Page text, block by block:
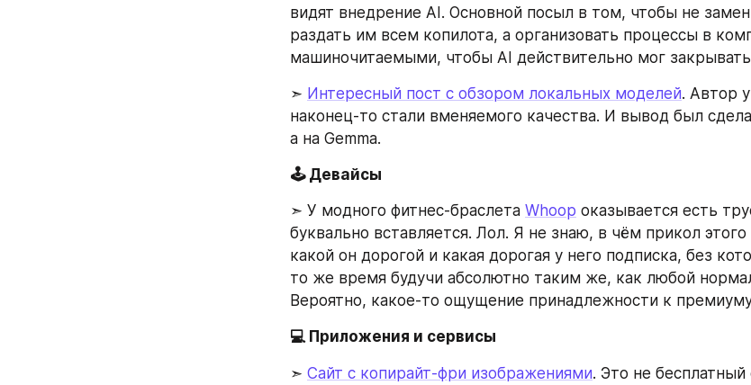
видят внедрение AI. Основной посыл в том, чтобы не
раздать им всем копилота, а организовать процессы в
машиночитаемыми, чтобы AI действительно мог
➣ Интересный пост с обзором локальных моделей. Автор
наконец-то стали вменяемого качества. И вывод был
а на Gemma.
🕹️ Девайсы
➣ У модного фитнес-браслета Whoop оказывается есть
буквально вставляется. Лол. Я не знаю, в чём прикол этого
какой он дорогой и какая дорогая у него подписка, без
то же время будучи абсолютно таким же, как любой
Вероятно, какое-то ощущение принадлежности к
💻️ Приложения и сервисы
➣ Сайт с копирайт-фри изображениями. Это не